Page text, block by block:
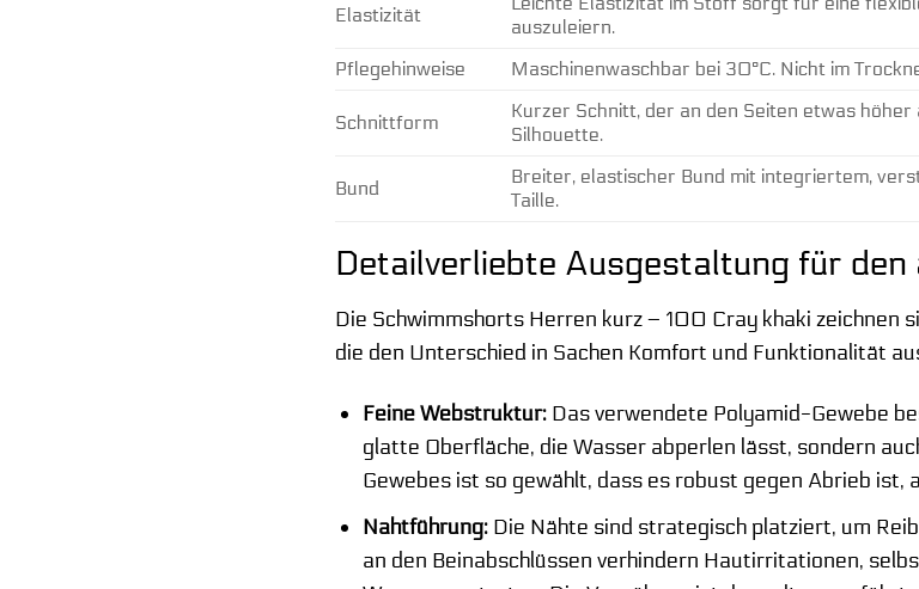
Elastizität
auszuleiern.
Pflegehinweise
Maschinenwaschbar bei 30°C. Nicht im
Schnittform
Kurzer Schnitt, der an den Seiten etwas
Silhouette.
Bund
Breiter, elastischer Bund mit integriertem,
Taille.
Detailverliebte Ausgestaltung für
Die Schwimmshorts Herren kurz – 100 Cray khaki zeichnen
die den Unterschied in Sachen Komfort und Funktionalität
Feine Webstruktur: Das verwendete Polyamid-Gewebe
glatte Oberfläche, die Wasser abperlen lässt, sondern
Gewebes ist so gewählt, dass es robust gegen Abrieb ist,
Nahtführung: Die Nähte sind strategisch platziert, um
an den Beinabschlüssen verhindern Hautirritationen,